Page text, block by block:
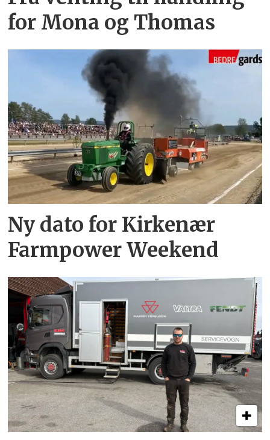
for Mona og Thomas
Ny dato for Kirkenær
Farmpower Weekend